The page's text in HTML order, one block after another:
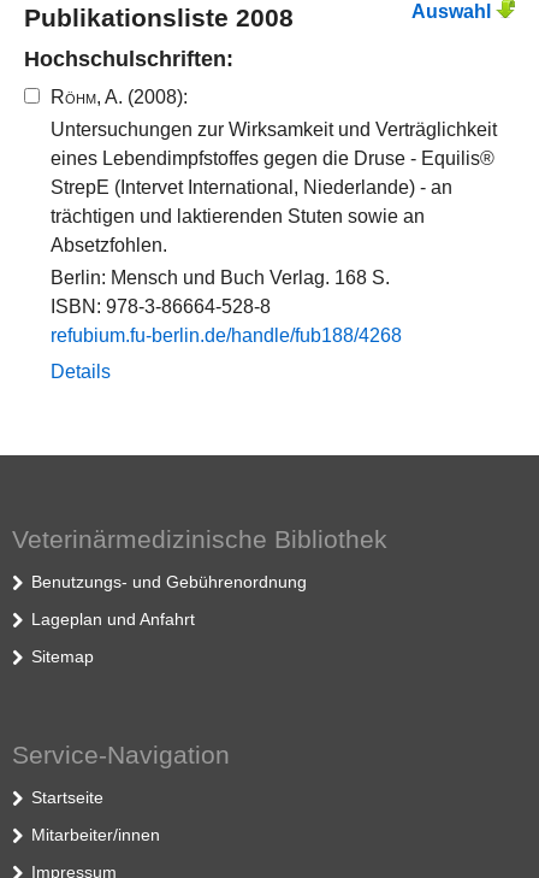
Auswahl
Publikationsliste 2008
Hochschulschriften:
Röhm, A. (2008):
Untersuchungen zur Wirksamkeit und Verträglichkeit
eines Lebendimpfstoffes gegen die Druse - Equilis®
StrepE (Intervet International, Niederlande) - an
trächtigen und laktierenden Stuten sowie an
Absetzfohlen.
Berlin: Mensch und Buch Verlag. 168 S.
ISBN: 978-3-86664-528-8
refubium.​fu-​berlin.​de/​handle/​fub188​/​4268​
Details
Veterinärmedizinische Bibliothek
Benutzungs- und Gebührenordnung
Lageplan und Anfahrt
Sitemap
Service-Navigation
Startseite
Mitarbeiter/innen
Impressum